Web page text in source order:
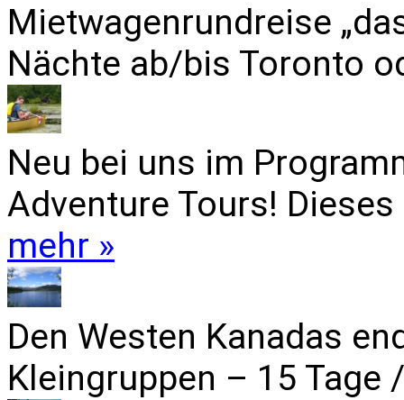
Mietwagenrundreise
Nächte ab/bis Toronto
Neu bei uns im
Adventure Tours!
mehr »
Den Westen Kanadas
Kleingruppen – 15 Tage